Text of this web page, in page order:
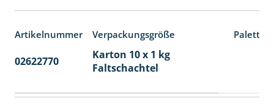
Artikelnummer Verpackungsgröße
02622770
Karton 10 x 1 kg
Faltschachtel